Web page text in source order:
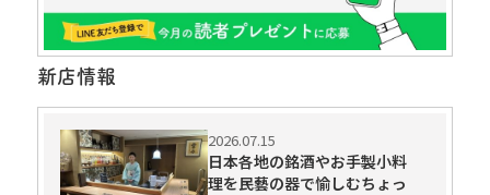
新店情報
2026.07.15
日本各地の銘酒やお手製小料
理を民藝の器で愉しむちょっ